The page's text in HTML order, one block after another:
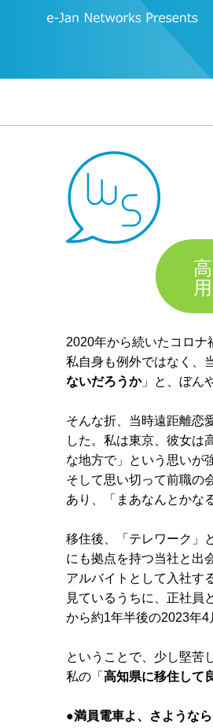
2020年から続いたコロナ
私自身も例外ではなく、
ないだろうか」と、ぼん
そんな折、当時遠距離恋
した。私は東京、彼女は
な地方で」という思いが
そして思い切って前職の
あり、「まあなんとかな
移住後、「テレワーク」
にも拠点を持つ当社と出
アルバイトとして入社す
見ているうちに、正社員
から約1年半後の2023年4
ということで、少し堅苦
私の「 高知県に移住して
●満員電車よ、さようなら